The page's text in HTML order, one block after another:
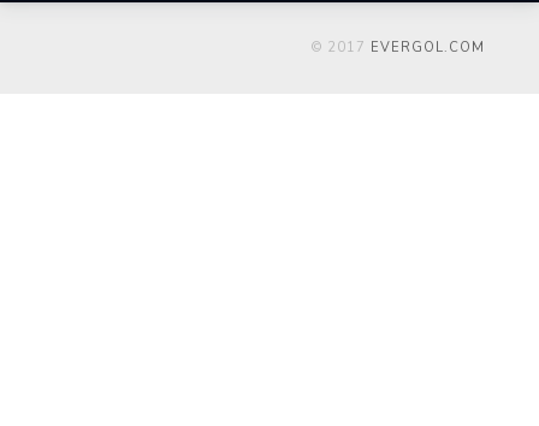
© 2017 EVERGOL.COM